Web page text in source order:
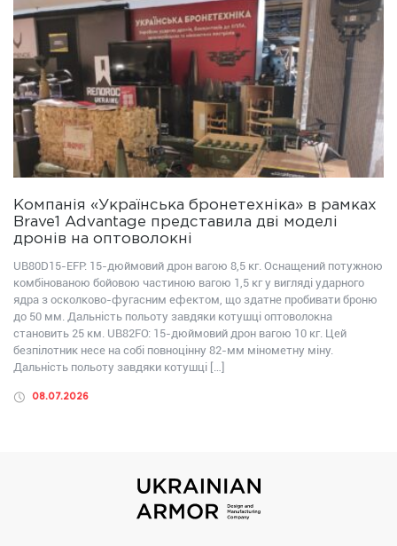
Компанія «Українська бронетехніка» в рамках
Brave1 Advantage представила дві моделі
дронів на оптоволокні
UB80D15-EFP: 15-дюймовий дрон вагою 8,5 кг. Оснащений потужною
комбінованою бойовою частиною вагою 1,5 кг у вигляді ударного
ядра з осколково-фугасним ефектом, що здатне пробивати броню
до 50 мм. Дальність польоту завдяки котушці оптоволокна
становить 25 км. UB82FО: 15-дюймовий дрон вагою 10 кг. Цей
безпілотник несе на собі повноцінну 82-мм мінометну міну.
Дальність польоту завдяки котушці […]
08.07.2026